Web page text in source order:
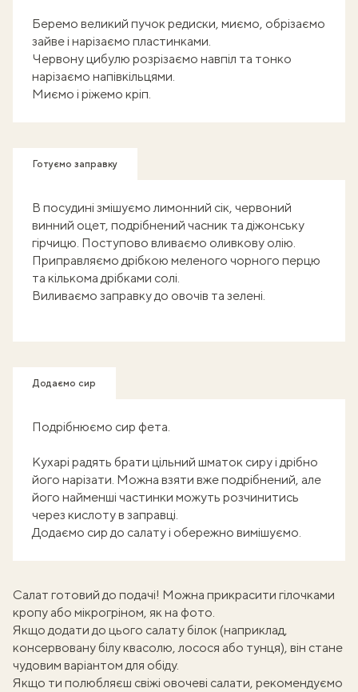
Беремо великий пучок редиски, миємо, обрізаємо
зайве і нарізаємо пластинками.
Червону цибулю розрізаємо навпіл та тонко
нарізаємо напівкільцями.
Миємо і ріжемо кріп.
Готуємо заправку
В посудині змішуємо лимонний сік, червоний
винний оцет, подрібнений часник та діжонську
гірчицю. Поступово вливаємо оливкову олію.
Приправляємо дрібкою меленого чорного перцю
та кількома дрібками солі.
Виливаємо заправку до овочів та зелені.
Додаємо сир
Подрібнюємо сир фета.
Кухарі радять брати цільний шматок сиру і дрібно
його нарізати. Можна взяти вже подрібнений, але
його найменші частинки можуть розчинитись
через кислоту в заправці.
Додаємо сир до салату і обережно вимішуємо.
Салат готовий до подачі! Можна прикрасити гілочками
кропу або мікрогріном, як на фото.
Якщо додати до цього салату білок (наприклад,
консервовану білу квасолю, лосося або тунця), він стане
чудовим варіантом для обіду.
Якщо ти полюбляєш свіжі овочеві салати, рекомендуємо